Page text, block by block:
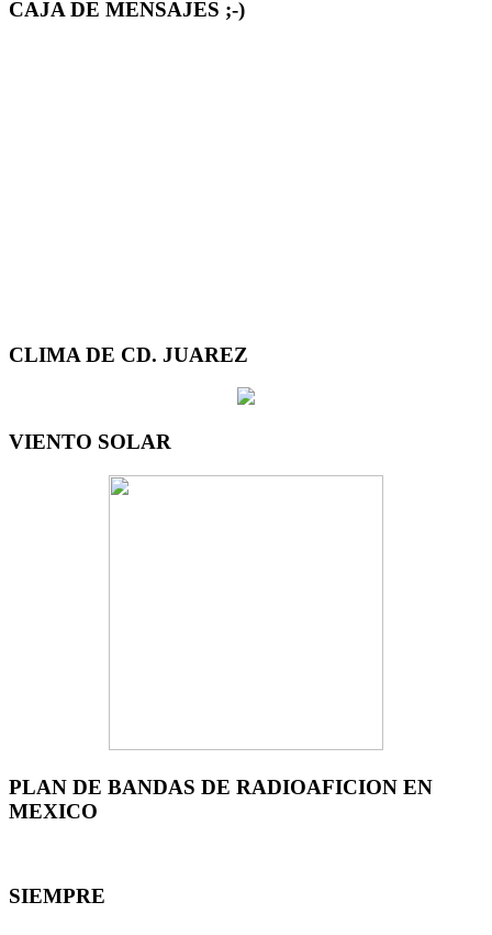
CAJA DE MENSAJES ;-)
CLIMA DE CD. JUAREZ
VIENTO SOLAR
PLAN DE BANDAS DE RADIOAFICION EN
MEXICO
SIEMPRE